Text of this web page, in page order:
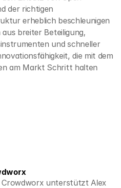
der richtigen
erheblich beschleunigen
breiter Beteiligung,
und schneller
die mit dem
am Markt Schritt halten
unterstützt Alex